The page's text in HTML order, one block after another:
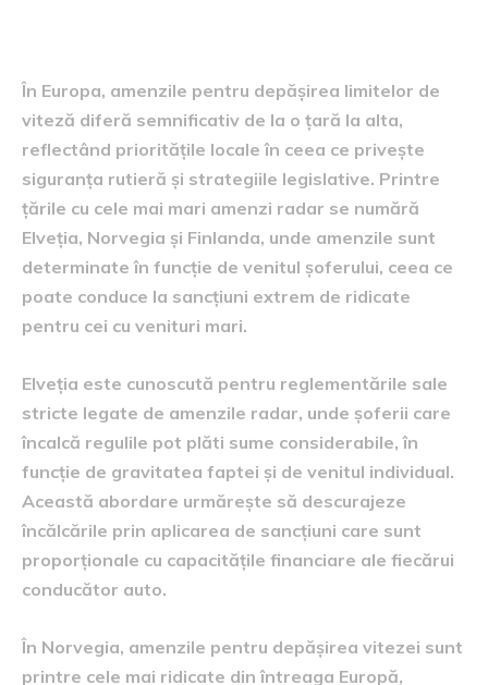
În Europa, amenzile pentru depășirea limitelor de
viteză diferă semnificativ de la o țară la alta,
reflectând prioritățile locale în ceea ce privește
siguranța rutieră și strategiile legislative. Printre
țările cu cele mai mari amenzi radar se numără
Elveția, Norvegia și Finlanda, unde amenzile sunt
determinate în funcție de venitul șoferului, ceea ce
poate conduce la sancțiuni extrem de ridicate
pentru cei cu venituri mari.
Elveția este cunoscută pentru reglementările sale
stricte legate de amenzile radar, unde șoferii care
încalcă regulile pot plăti sume considerabile, în
funcție de gravitatea faptei și de venitul individual.
Această abordare urmărește să descurajeze
încălcările prin aplicarea de sancțiuni care sunt
proporționale cu capacitățile financiare ale fiecărui
conducător auto.
În Norvegia, amenzile pentru depășirea vitezei sunt
printre cele mai ridicate din întreaga Europă,